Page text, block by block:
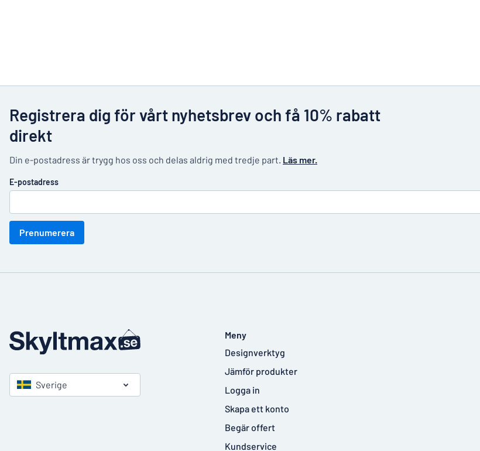
Registrera dig för vårt nyhetsbrev och få 10% rabatt
direkt
Din e-postadress är trygg hos oss och delas aldrig med tredje part. Läs mer.
E-postadress
Prenumerera
Sverige
Meny
Designverktyg
Jämför produkter
Logga in
Skapa ett konto
Begär offert
Kundservice